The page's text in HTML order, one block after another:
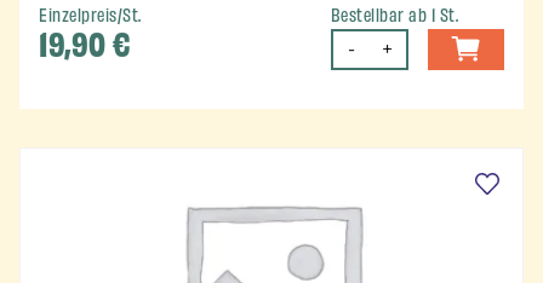
Einzelpreis/St.
19,90€
Bestellbar ab 1 St.
- +